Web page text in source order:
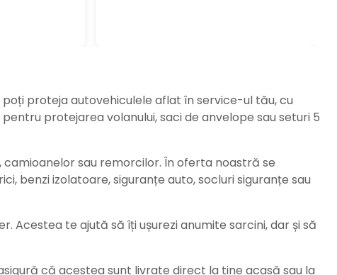
proteja autovehiculele aflat în service-ul tău, cu
protejarea volanului, saci de anvelope sau seturi 5
sau remorcilor. În oferta noastră se
benzi izolatoare, siguranțe auto, socluri siguranțe sau
Acestea te ajută să îți ușurezi anumite sarcini, dar și să
că acestea sunt livrate direct la tine acasă sau la